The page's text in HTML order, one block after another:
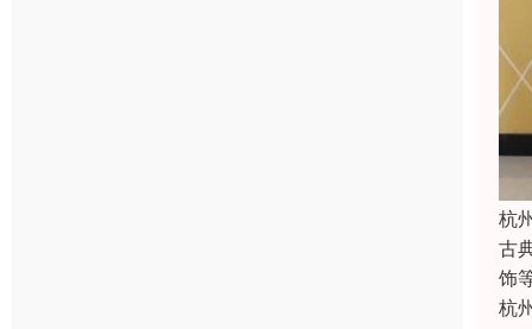
杭
古
饰
杭